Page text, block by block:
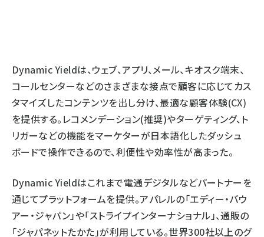
Dynamic Yieldは、ウェブ、アプリ、メール、キオスク端末、
コールセンターなどのさまざまな接点で顧客に応じてカス
タマイズしたコンテンツを出し分け、最適な顧客体験(CX)
を提供する。レコメンデーション(推奨)やターゲティング、ト
リガーなどの機能をマーケターが日本語化したダッシュ
ボードで操作できるので、利便性や効率性が高まった。
Dynamic Yieldはこれまで電通デジタルなどパートナーを
通じてプラットフォームを提供。アパレルの「エディー・バウ
アー・ジャパン」や「ストライプインターナショナル」、通販の
「ジャパネットたかた」が利用している。世界300社以上のグ